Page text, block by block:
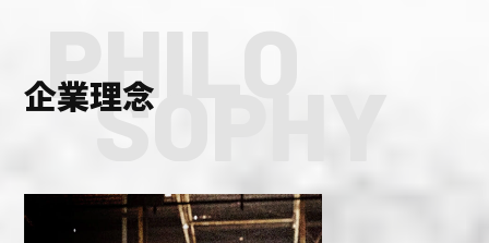
企業理念
PHILO
SOPHY